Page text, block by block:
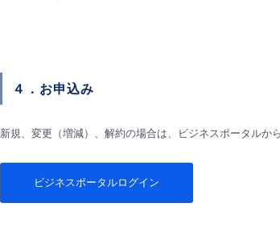
４．お申込み
新規、変更（増減）、解約の場合は、ビジネスポータルか
ビジネスポータルログイン